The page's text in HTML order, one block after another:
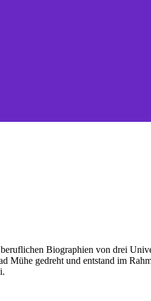
Biographien von drei
gedreht und entstand im